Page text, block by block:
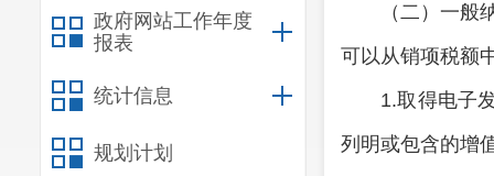
政府网站工作年度
报表
统计信息
规划计划
（二）一般纳
可以从销项税额
1.取得电子发
列明或包含的增